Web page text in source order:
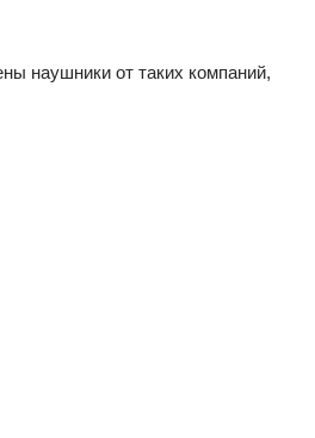
наушники от таких компаний,